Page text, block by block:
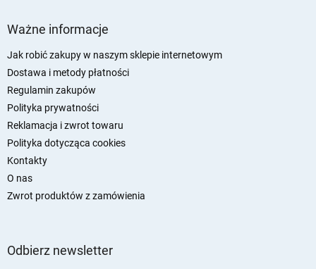
Ważne informacje
Jak robić zakupy w naszym sklepie internetowym
Dostawa i metody płatności
Regulamin zakupów
Polityka prywatności
Reklamacja i zwrot towaru
Polityka dotycząca cookies
Kontakty
O nas
Zwrot produktów z zamówienia
Odbierz newsletter